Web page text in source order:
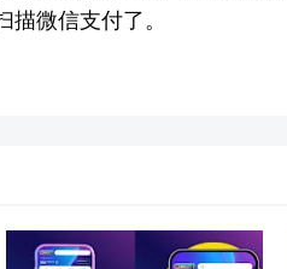
微信支付了。